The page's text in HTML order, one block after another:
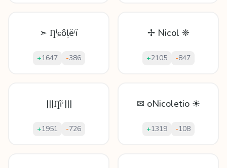
➣ Ƞⁱɕȏḷëᵗï
+1647 -386
✢ Nicol ❈
+2105 -847
|||Ƞĩᶜ|||
+1951 -726
✉ oNicoletio ☀
+1319 -108